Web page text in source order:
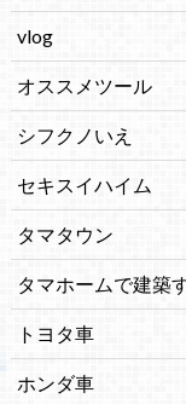
vlog
オススメツール
シフクノいえ
セキスイハイム
タマタウン
タマホームで建築
トヨタ車
ホンダ車